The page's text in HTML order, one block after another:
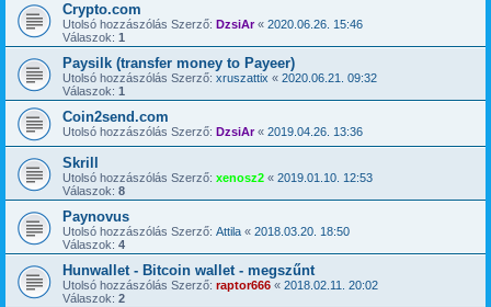
Crypto.com
Utolsó hozzászólás Szerző: DzsiAr« 2020.06.26. 15:46
Válaszok: 1
Paysilk (transfer money to Payeer)
Utolsó hozzászólás Szerző: xruszattix « 2020.06.21. 09:32
Válaszok: 1
Coin2send.com
Utolsó hozzászólás Szerző: DzsiAr« 2019.04.26. 13:36
Skrill
Utolsó hozzászólás Szerző: xenosz2 « 2019.01.10. 12:53
Válaszok: 8
Paynovus
Utolsó hozzászólás Szerző: Attila « 2018.03.20. 18:50
Válaszok: 4
Hunwallet - Bitcoin wallet - megszűnt
Utolsó hozzászólás Szerző: raptor666 « 2018.02.11. 20:02
Válaszok: 2